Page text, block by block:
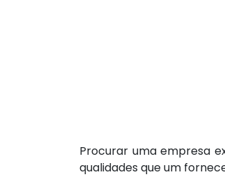
Procurar uma empresa
qualidades que um